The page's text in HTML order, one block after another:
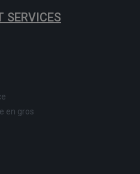
SERVICES
en gros